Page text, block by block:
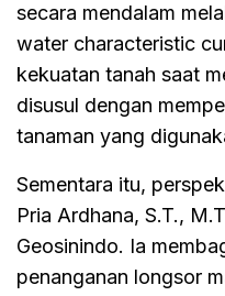
secara mendalam
water characteristic
kekuatan tanah saat
disusul dengan
tanaman yang
Sementara itu,
Pria Ardhana, S.T.,
Geosinindo. Ia
penanganan longsor